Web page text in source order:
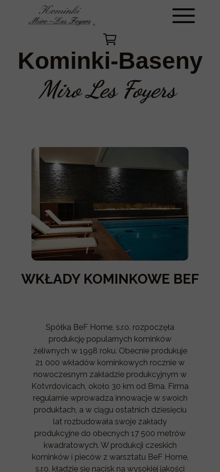
WKŁADY KOMINKOWE BEF
Spółka BeF Home, s.r.o. rozpoczęła
produkcję popularnych kominków
żeliwnych w 1998 roku. Obecnie produkuje
21 000 wkładów kominkowych rocznie w
nowoczesnym zakładzie produkcyjnym w
Kotvrdovicach, około 30 km od Brna. Firma
regularnie wprowadza innowacje w swoich
produktach, a w ciągu ostatnich dziesięciu
lat rozbudowała swoje zakłady
produkcyjne do obecnych 17 500 metrów
kwadratowych. W produkcji czeskich
kominków i pieców z warsztatu BeF Home,
s.r.o. kładzie się nacisk na wysokiej jakości
Kominki-Baseny
Miro Les Foyers